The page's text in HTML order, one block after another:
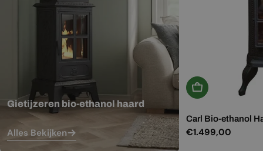
Gietijzeren bio-ethanol haard
Alles Bekijken
In Winkelwagen
Carl Bio-ethanol
Normale
€1.499,00